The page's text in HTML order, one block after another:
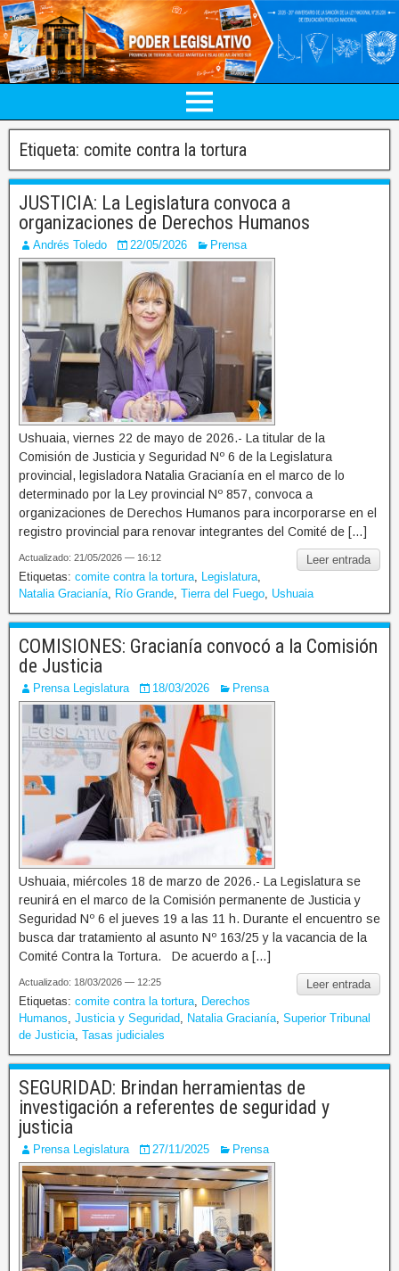
Etiqueta: comite contra la tortura
JUSTICIA: La Legislatura convoca a
organizaciones de Derechos Humanos
Andrés Toledo 22/05/2026 Prensa
Ushuaia, viernes 22 de mayo de 2026.- La titular de la
Comisión de Justicia y Seguridad Nº 6 de la Legislatura
provincial, legisladora Natalia Gracianía en el marco de lo
determinado por la Ley provincial Nº 857, convoca a
organizaciones de Derechos Humanos para incorporarse en el
registro provincial para renovar integrantes del Comité de […]
Leer entrada
Actualizado: 21/05/2026 — 16:12
Etiquetas: comite contra la tortura Legislatura
Natalia Gracianía
Río Grande Tierra del Fuego Ushuaia
COMISIONES: Gracianía convocó a la Comisión
de Justicia
Prensa Legislatura 18/03/2026 Prensa
Ushuaia, miércoles 18 de marzo de 2026.- La Legislatura se
reunirá en el marco de la Comisión permanente de Justicia y
Seguridad Nº 6 el jueves 19 a las 11 h. Durante el encuentro se
busca dar tratamiento al asunto Nº 163/25 y la vacancia de la
Comité Contra la Tortura. De acuerdo a […]
Leer entrada
Actualizado: 18/03/2026 — 12:25
Etiquetas: comite contra la tortura
Derechos
Humanos Justicia y Seguridad Natalia Gracianía Superior Tribunal
de Justicia Tasas judiciales
SEGURIDAD: Brindan herramientas de
investigación a referentes de seguridad y
justicia
Prensa Legislatura 27/11/2025 Prensa